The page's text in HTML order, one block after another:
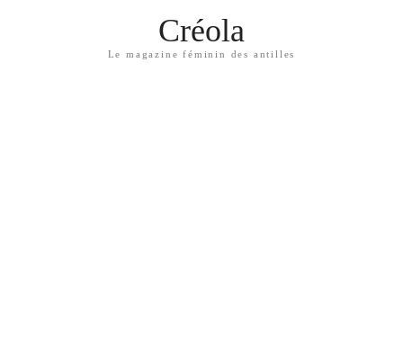
Créola
Le magazine féminin des antilles